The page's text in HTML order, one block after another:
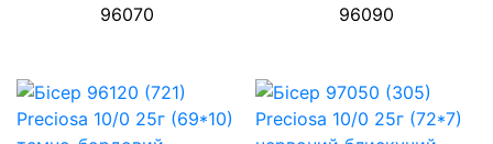
96070 96090